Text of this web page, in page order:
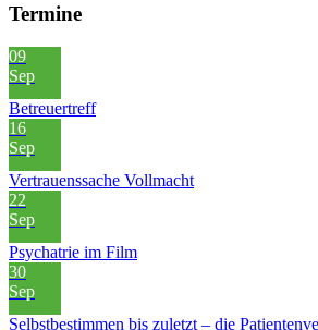
Termine
09
Sep
Betreuertreff
16
Sep
Vertrauenssache Vollmacht
22
Sep
Psychatrie im Film
30
Sep
Selbstbestimmen bis zuletzt – die